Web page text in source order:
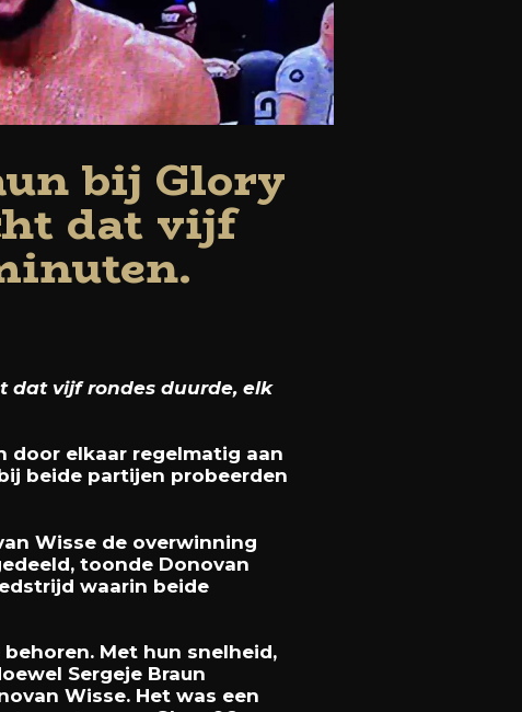
bij Glory
dat vijf
dat vijf rondes duurde, elk
door elkaar regelmatig aan
beide partijen probeerden
Wisse de overwinning
toonde Donovan
waarin beide
Met hun snelheid,
Sergeje Braun
Wisse. Het was een